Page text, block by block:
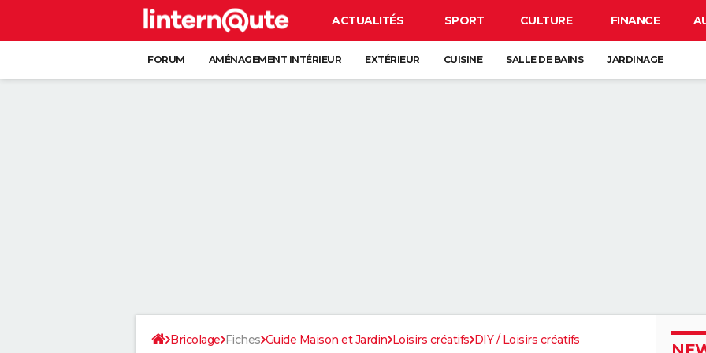
ACTUALITÉS SPORT CULTURE FINANCE
FORUM AMÉNAGEMENT INTÉRIEUR EXTÉRIEUR CUISINE SALLE DE BAINS JARDINAGE
Bricolage Fiches Guide Maison et Jardin Loisirs créatifs DIY / Loisirs créatifs